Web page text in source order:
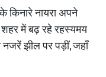
किनारे नायरा अपने
में बढ़ रहे रहस्यमय
नजरें झील पर पड़ीं, जहाँ